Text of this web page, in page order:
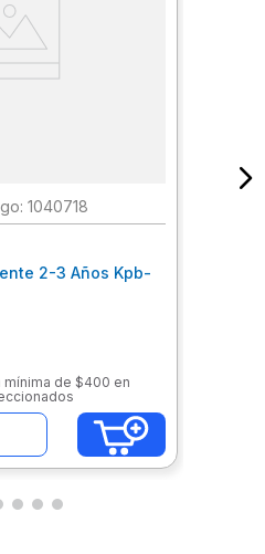
: 1040718
2-3 Años Kpb-
de $400 en